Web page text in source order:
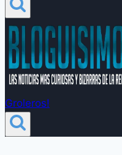
Groleros!